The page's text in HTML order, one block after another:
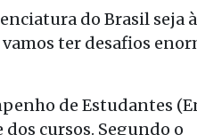
do Brasil seja à
ter desafios
de Estudantes
cursos. Segundo o